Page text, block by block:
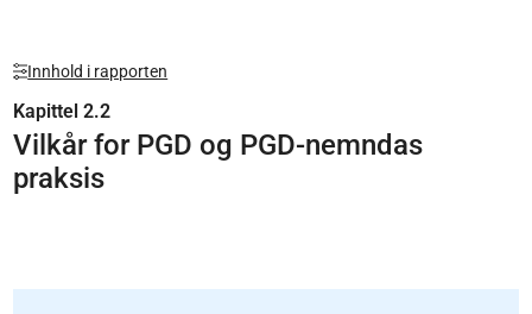
Innhold i rapporten
Kapittel 2.2
Vilkår for PGD og PGD-nemndas
praksis